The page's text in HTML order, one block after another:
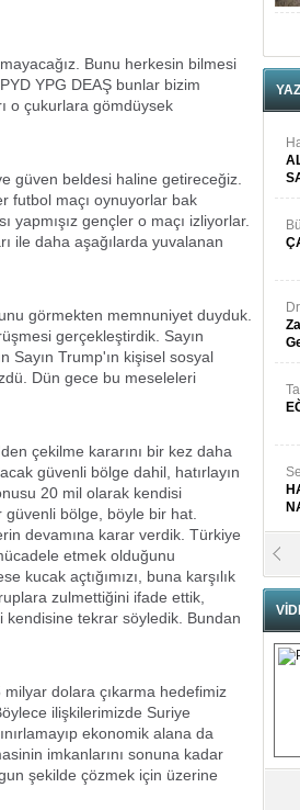
Bunu herkesin bilmesi
YPG DEAŞ bunlar bizim
o çukurlara gömdüysek
güven beldesi haline getireceğiz.
futbol maçı oynuyorlar bak
yapmışız gençler o maçı izliyorlar.
ile daha aşağılarda yuvalanan
görmekten memnuniyet duyduk.
gerçekleştirdik. Sayın
Sayın Trump'ın kişisel sosyal
Dün gece bu meseleleri
çekilme kararını bir kez daha
güvenli bölge dahil, hatırlayın
20 mil olarak kendisi
bölge, böyle bir hat.
devamına karar verdik. Türkiye
etmek olduğunu
kucak açtığımızı, buna karşılık
zulmettiğini ifade ettik,
kendisine tekrar söyledik. Bundan
dolara çıkarma hedefimiz
ilişkilerimizde Suriye
ekonomik alana da
imkanlarını sonuna kadar
şekilde çözmek için üzerine